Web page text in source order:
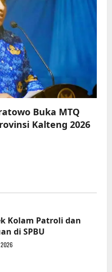
Buka MTQ
Kalteng 2026
Kolam Patroli dan
di SPBU